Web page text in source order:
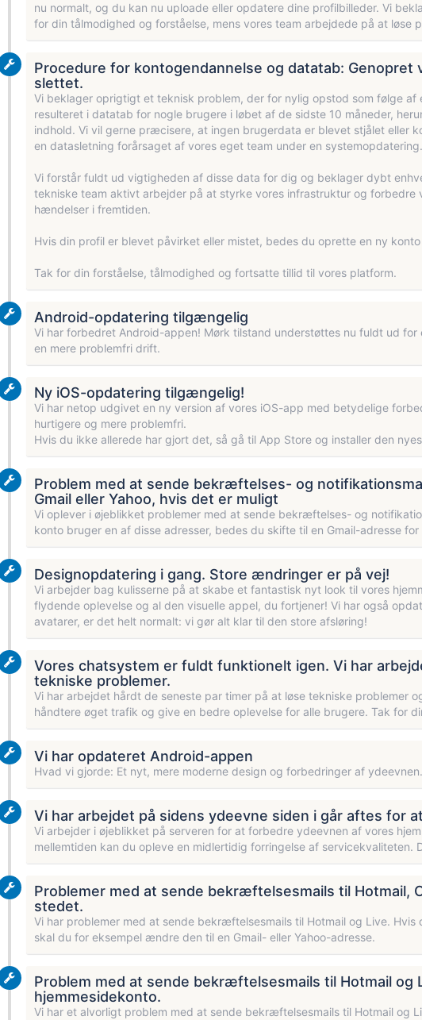
nu normalt, og du kan nu uploade eller opdatere dine profilbilleder. Vi
for din tålmodighed og forståelse, mens vores team arbejdede på at løse
Procedure for kontogendannelse og datatab:
slettet.
Vi beklager oprigtigt et teknisk problem, der for nylig opstod som følge
resulteret i datatab for nogle brugere i løbet af de sidste 10 måneder,
indhold. Vi vil gerne præcisere, at ingen brugerdata er blevet stjålet eller
en datasletning forårsaget af vores eget team under en systemopdatering.
Vi forstår fuldt ud vigtigheden af disse data for dig og beklager dybt
tekniske team aktivt arbejder på at styrke vores infrastruktur og
hændelser i fremtiden.
Hvis din profil er blevet påvirket eller mistet, bedes du oprette en ny
Tak for din forståelse, tålmodighed og fortsatte tillid til vores platform.
Android-opdatering tilgængelig
Vi har forbedret Android-appen! Mørk tilstand understøttes nu fuldt ud
en mere problemfri drift.
Ny iOS-opdatering tilgængelig!
Vi har netop udgivet en ny version af vores iOS-app med betydelige
hurtigere og mere problemfri.
Hvis du ikke allerede har gjort det, så gå til App Store og installer den
Problem med at sende bekræftelses- og
Gmail eller Yahoo, hvis det er muligt
Vi oplever i øjeblikket problemer med at sende bekræftelses- og
konto bruger en af disse adresser, bedes du skifte til en Gmail-adresse
Designopdatering i gang. Store ændringer er på vej!
Vi arbejder bag kulisserne på at skabe et fantastisk nyt look til vores
flydende oplevelse og al den visuelle appel, du fortjener! Vi har også
avatarer, er det helt normalt: vi gør alt klar til den store afsløring!
Vores chatsystem er fuldt funktionelt igen. Vi har
tekniske problemer.
Vi har arbejdet hårdt de seneste par timer på at løse tekniske problemer
håndtere øget trafik og give en bedre oplevelse for alle brugere. Tak for
Vi har opdateret Android-appen
Hvad vi gjorde: Et nyt, mere moderne design og forbedringer af ydeevnen.
Vi har arbejdet på sidens ydeevne siden i går aftes for
Vi arbejder i øjeblikket på serveren for at forbedre ydeevnen af vores
mellemtiden kan du opleve en midlertidig forringelse af servicekvaliteten.
Problemer med at sende bekræftelsesmails til Hotmail,
stedet.
Vi har problemer med at sende bekræftelsesmails til Hotmail og Live.
skal du for eksempel ændre den til en Gmail- eller Yahoo-adresse.
Problem med at sende bekræftelsesmails til Hotmail og
hjemmesidekonto.
Vi har et alvorligt problem med at sende bekræftelsesmails til Hotmail og